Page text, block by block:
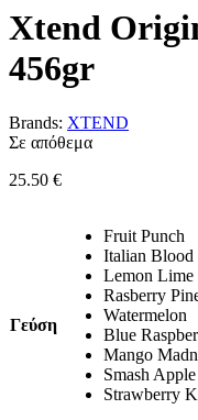
Xtend
456gr
Brands: XTEND
Σε απόθεμα
25.50 €
Γεύση
Fruit Punch
Italian Blood
Lemon Lime
Rasberry
Watermelon
Blue
Mango
Smash Apple
Strawberry